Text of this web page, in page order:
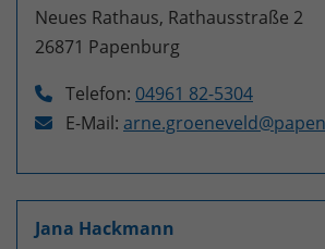
Neues Rathaus, Rathausstraße 2
26871 Papenburg
Telefon: 04961 82-5304
E-Mail:
Jana Hackmann